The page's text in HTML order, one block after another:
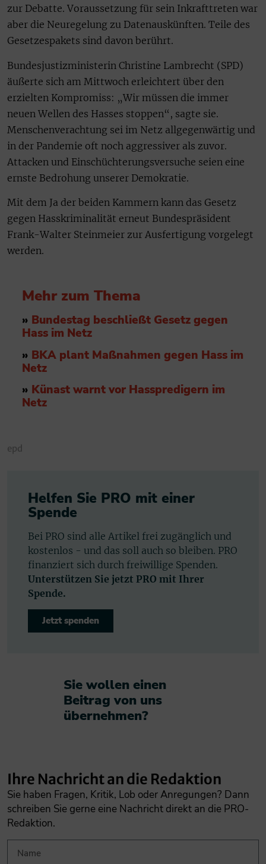
zur Debatte. Voraussetzung für sein Inkrafttreten war
aber die Neuregelung zu Datenauskünften. Teile des
Gesetzespakets sind davon berührt.
Bundesjustizministerin Christine Lambrecht (SPD)
äußerte sich am Mittwoch erleichtert über den
erzielten Kompromiss: „Wir müssen die immer
neuen Wellen des Hasses stoppen“, sagte sie.
Menschenverachtung sei im Netz allgegenwärtig und
in der Pandemie oft noch aggressiver als zuvor.
Attacken und Einschüchterungsversuche seien eine
ernste Bedrohung unserer Demokratie.
Mit dem Ja der beiden Kammern kann das Gesetz
gegen Hasskriminalität erneut Bundespräsident
Frank-Walter Steinmeier zur Ausfertigung vorgelegt
werden.
Mehr zum Thema
» Bundestag beschließt Gesetz gegen
Hass im Netz
» BKA plant Maßnahmen gegen Hass im
Netz
» Künast warnt vor Hasspredigern im
Netz
epd
Helfen Sie PRO mit einer
Spende
Bei PRO sind alle Artikel frei zugänglich und
kostenlos - und das soll auch so bleiben. PRO
finanziert sich durch freiwillige Spenden.
Unterstützen Sie jetzt PRO mit Ihrer
Spende.
Jetzt spenden
Sie wollen einen
Beitrag von uns
übernehmen?​
Ihre Nachricht an die Redaktion
Sie haben Fragen, Kritik, Lob oder Anregungen? Dann
schreiben Sie gerne eine Nachricht direkt an die PRO-
Redaktion.